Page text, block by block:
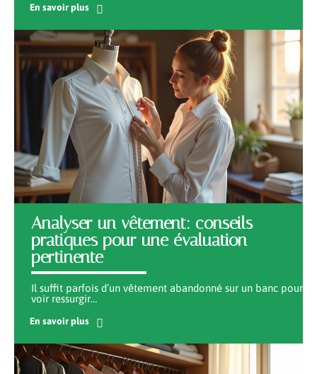
En savoir plus
Analyser un vêtement: conseils
pratiques pour une évaluation
pertinente
Il suffit parfois d’un vêtement abandonné sur un banc pour
voir ressurgir…
En savoir plus